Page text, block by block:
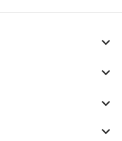



